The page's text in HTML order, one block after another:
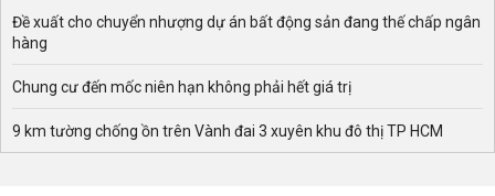
Đề xuất cho chuyển nhượng dự án bất động sản đang thế chấp ngân
hàng
Chung cư đến mốc niên hạn không phải hết giá trị
9 km tường chống ồn trên Vành đai 3 xuyên khu đô thị TP HCM